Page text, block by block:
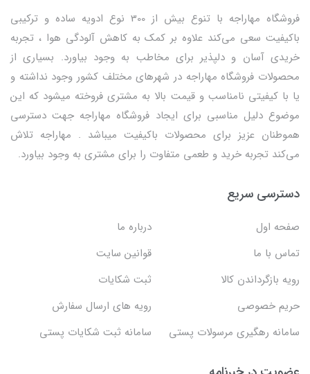
فروشگاه مهاراجه با تنوع بیش از 300 نوع ادویه ساده و ترکیبی
باکیفیت سعی می‌کند علاوه بر کمک به کاهش آلودگی هوا ، تجربه
خریدی آسان و دلپذیر برای مخاطب به وجود بیاورد. بسیاری از
محصولات فروشگاه مهاراجه در شهرهای مختلف کشور وجود نداشته و
یا با کیفیتی نامناسب و قیمت بالا به مشتری فروخته میشود که این
موضوع دلیل مناسبی برای ایجاد فروشگاه مهاراجه جهت دسترسی
هموطنان عزیز برای محصولات باکیفیت میباشد . مهاراجه تلاش
می‌کند تجربه خرید و طعمی متفاوت را برای مشتری به وجود بیاورد.
دسترسی سریع
صفحه اول
درباره ما
تماس با ما
قوانین سایت
رویه بازگرداندن کالا
ثبت شکایات
حریم خصوصی
رویه های ارسال سفارش
سامانه رهگیری مرسولات پستی
سامانه ثبت شکایات پستی